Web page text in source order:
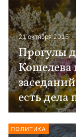
21 октября 2015
Прогулы
Кошелева
есть дела
ПОЛИТИКА